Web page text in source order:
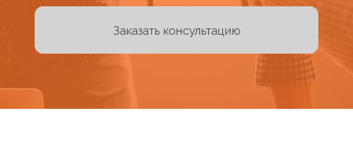
Заказать консультацию